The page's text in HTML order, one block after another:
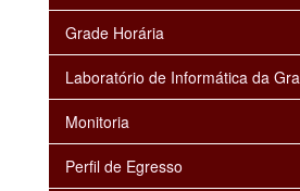
Grade Horária
Laboratório de Informática da
Monitoria
Perfil de Egresso